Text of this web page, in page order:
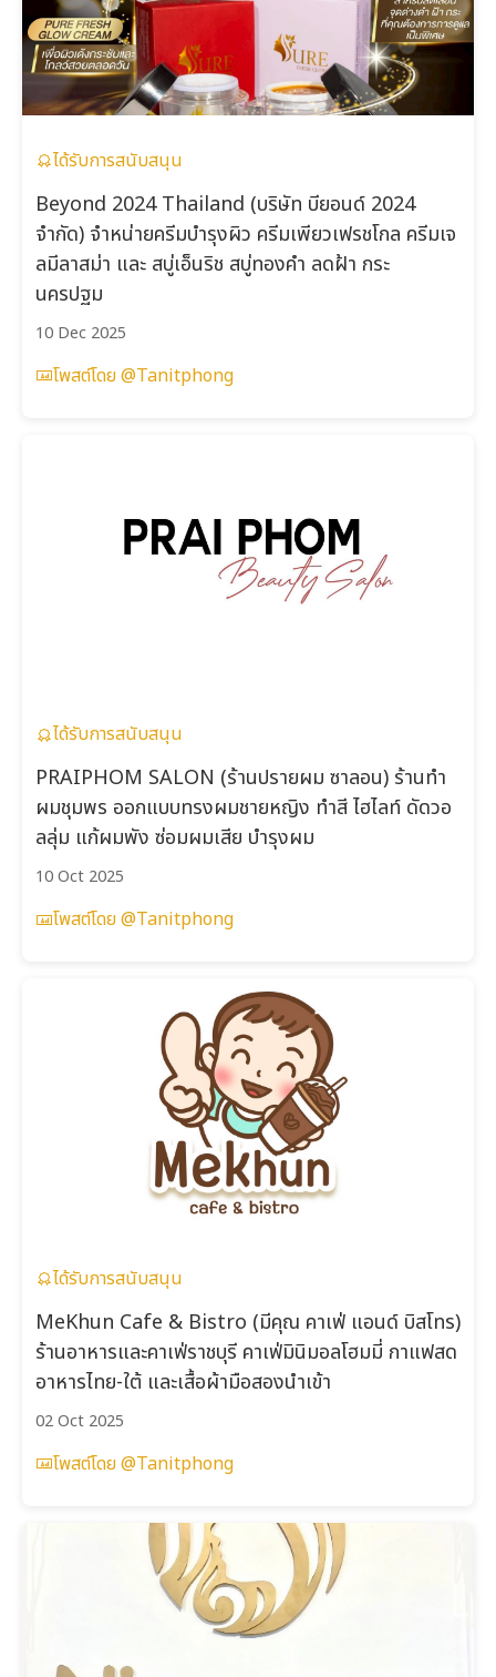
ได้รับการสนับสนุน
Beyond 2024 Thailand (บริษัท บียอนด์ 2024
จำกัด) จำหน่ายครีมบำรุงผิว ครีมเพียวเฟรชโกล ครีมเจ
ลมีลาสม่า และ สบู่เอ็นริช สบู่ทองคำ ลดฝ้า กระ
นครปฐม
10 Dec 2025
โพสต์โดย @Tanitphong
ได้รับการสนับสนุน
PRAIPHOM SALON (ร้านปรายผม ซาลอน) ร้านทำ
ผมชุมพร ออกแบบทรงผมชายหญิง ทำสี ไฮไลท์ ดัดวอ
ลลุ่ม แก้ผมพัง ซ่อมผมเสีย บำรุงผม
10 Oct 2025
โพสต์โดย @Tanitphong
ได้รับการสนับสนุน
MeKhun Cafe & Bistro (มีคุณ คาเฟ่ แอนด์ บิสโทร)
ร้านอาหารและคาเฟ่ราชบุรี คาเฟ่มินิมอลโฮมมี่ กาแฟสด
อาหารไทย-ใต้ และเสื้อผ้ามือสองนำเข้า
02 Oct 2025
โพสต์โดย @Tanitphong